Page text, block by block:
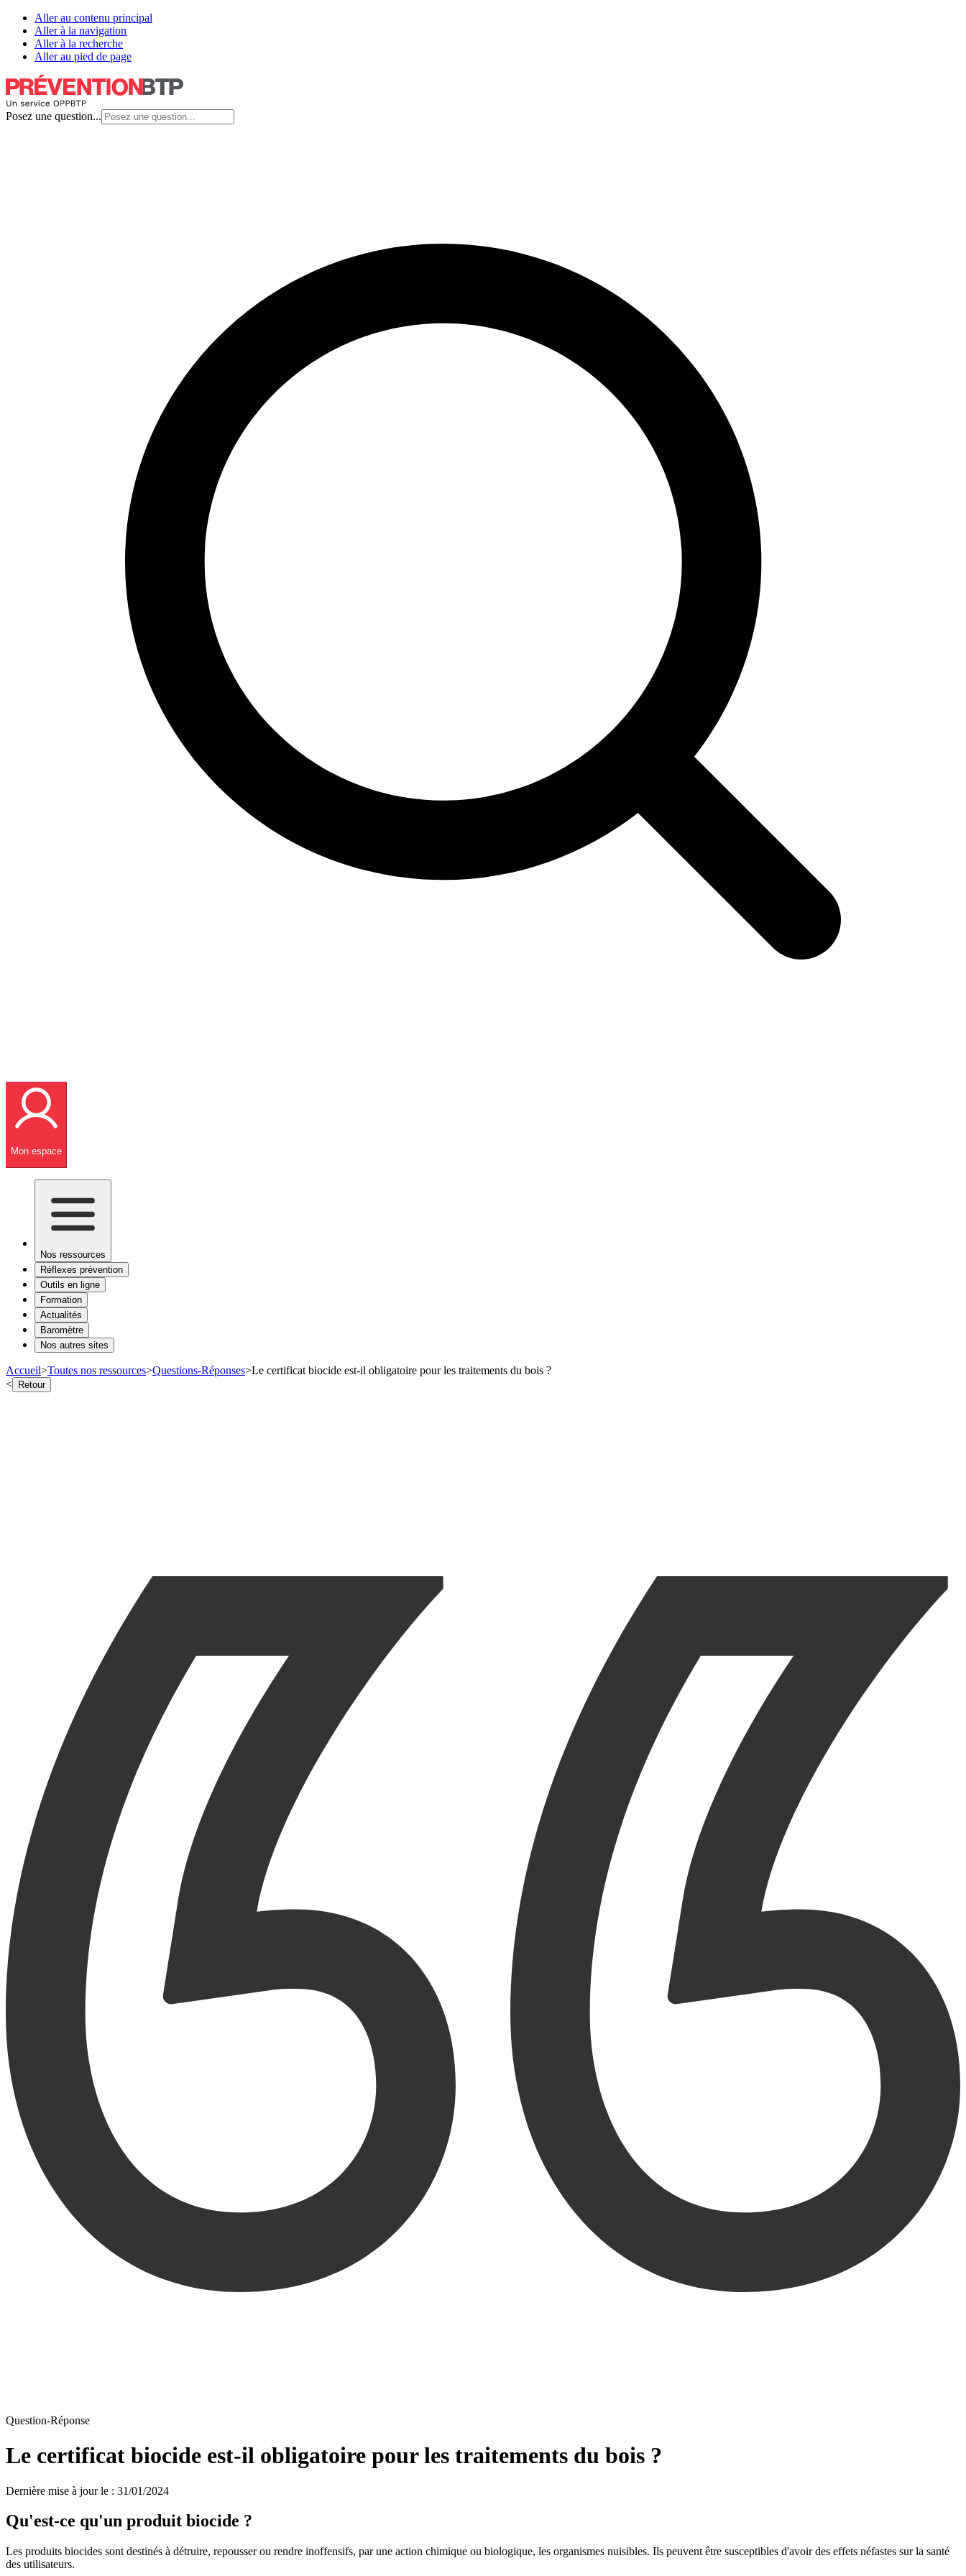
Aller au contenu principal
Aller à la navigation
Aller à la recherche
Aller au pied de page
Posez une question...
Mon espace
Nos ressources
Réflexes prévention
Outils en ligne
Formation
Actualités
Baromètre
Nos autres sites
Accueil>Toutes nos ressources>Questions-Réponses>Le certificat biocide est-il obligatoire pour les traitements du bois ?
< Retour
Question-Réponse
Le certificat biocide est-il obligatoire pour les traitements du bois ?
Dernière mise à jour le : 31/01/2024
Qu'est-ce qu'un produit biocide ?
Les produits biocides sont destinés à détruire, repousser ou rendre inoffensifs, par une action chimique ou biologique, les organismes nuisibles. Ils peuvent être susceptibles d'avoir des effets néfastes sur la santé
des utilisateurs.